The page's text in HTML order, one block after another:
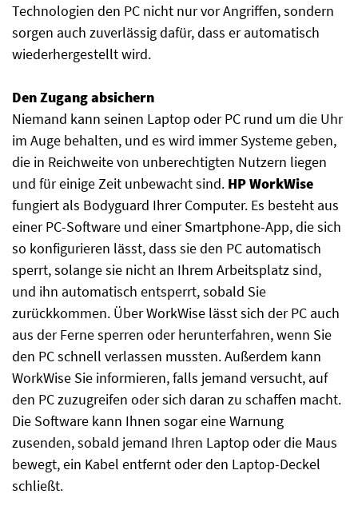
Technologien den PC nicht nur vor Angriffen, sondern
sorgen auch zuverlässig dafür, dass er automatisch
wiederhergestellt wird.
Den Zugang absichern
Niemand kann seinen Laptop oder PC rund um die Uhr
im Auge behalten, und es wird immer Systeme geben,
die in Reichweite von unberechtigten Nutzern liegen
und für einige Zeit unbewacht sind. HP WorkWise
fungiert als Bodyguard Ihrer Computer. Es besteht aus
einer PC-Software und einer Smartphone-App, die sich
so konfigurieren lässt, dass sie den PC automatisch
sperrt, solange sie nicht an Ihrem Arbeitsplatz sind,
und ihn automatisch entsperrt, sobald Sie
zurückkommen. Über WorkWise lässt sich der PC auch
aus der Ferne sperren oder herunterfahren, wenn Sie
den PC schnell verlassen mussten. Außerdem kann
WorkWise Sie informieren, falls jemand versucht, auf
den PC zuzugreifen oder sich daran zu schaffen macht.
Die Software kann Ihnen sogar eine Warnung
zusenden, sobald jemand Ihren Laptop oder die Maus
bewegt, ein Kabel entfernt oder den Laptop-Deckel
schließt.